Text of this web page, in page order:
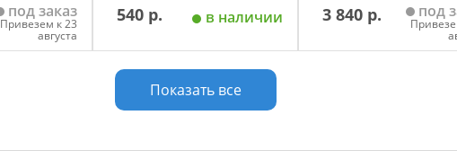
под заказ
Привезем к 23
августа
540 р. в наличии
Добавить в корзину
3 840 р. под
Показать все